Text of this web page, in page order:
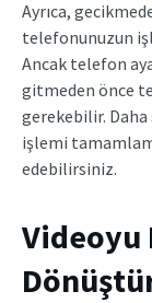
Ayrıca,
telefonunuzun
Ancak telefon
gitmeden önce
gerekebilir.
işlemi
edebilirsiniz.
Videoyu